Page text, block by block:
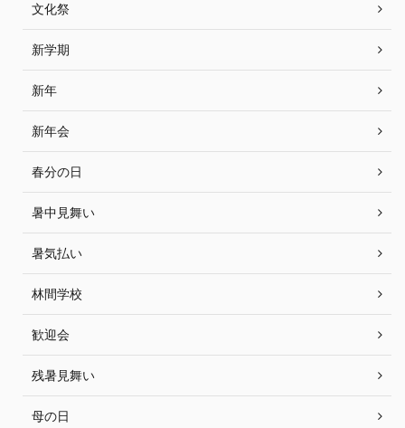
文化祭
新学期
新年
新年会
春分の日
暑中見舞い
暑気払い
林間学校
歓迎会
残暑見舞い
母の日